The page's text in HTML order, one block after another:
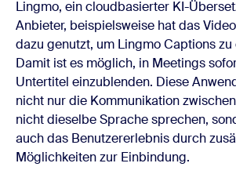
Lingmo, ein cloudbasierter KI-
Anbieter, beispielsweise hat das
dazu genutzt, um Lingmo Captions zu
Damit ist es möglich, in Meetings
Untertitel einzublenden. Diese
nicht nur die Kommunikation
nicht dieselbe Sprache sprechen,
auch das Benutzererlebnis durch
Möglichkeiten zur Einbindung.